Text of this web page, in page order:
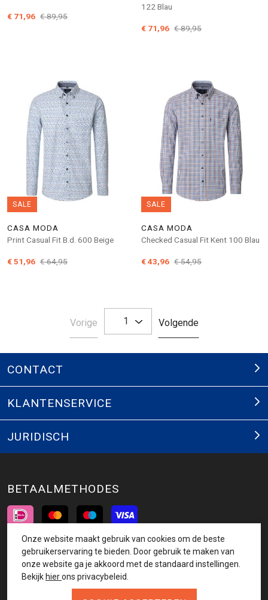
€ 89,95
€ 71,96
122 Blau
€ 89,95
€ 71,96
SALE
CASA MODA
Print Casual Fit B.d. 600 Beige
€ 64,95
€ 51,96
SALE
CASA MODA
Checked Casual Fit Kent 100 Blau
€ 54,95
€ 43,96
VorigePagina1 VolgendePagina
CONTACT
KLANTENSERVICE
JURIDISCH
BETAALMETHODES
INSCHRIJVEN NIEUWSBRIEF
Onze website maakt gebruik van cookies om de beste
gebruikerservaring te bieden. Door gebruik te maken van
onze website ga je akkoord met de standaard instellingen.
Bekijk hierons privacybeleid.